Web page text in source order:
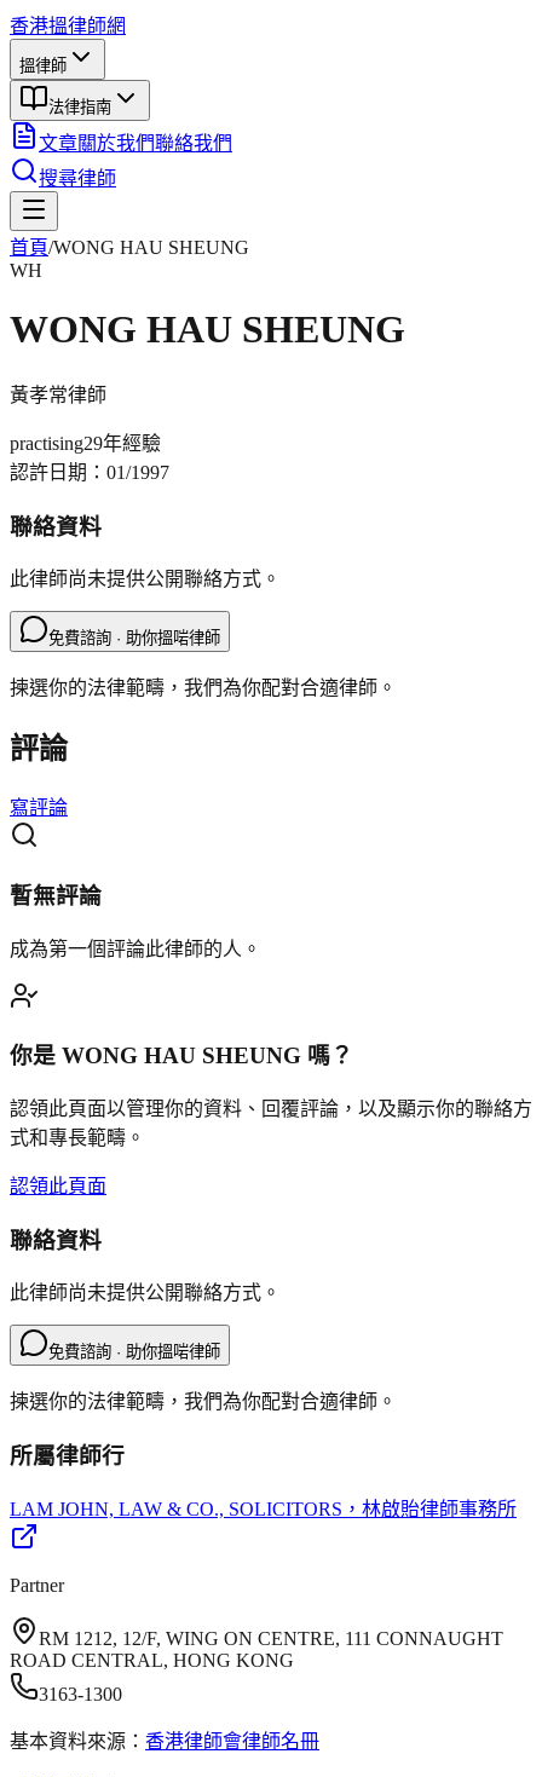
香港搵律師網
搵律師
法律指南
文章關於我們聯絡我們
搜尋律師
首頁/WONG HAU SHEUNG
WH
WONG HAU SHEUNG
黃孝常律師
practising29年經驗
認許日期： 01/1997
聯絡資料
此律師尚未提供公開聯絡方式。
免費諮詢 · 助你搵啱律師
揀選你的法律範疇，我們為你配對合適律師。
評論
寫評論
暫無評論
成為第一個評論此律師的人。
你是 WONG HAU SHEUNG 嗎？
認領此頁面以管理你的資料、回覆評論，以及顯示你的聯絡方
式和專長範疇。
認領此頁面
聯絡資料
此律師尚未提供公開聯絡方式。
免費諮詢 · 助你搵啱律師
揀選你的法律範疇，我們為你配對合適律師。
所屬律師行
LAM JOHN, LAW & CO., SOLICITORS ，林啟貽律師事務所
Partner
RM 1212, 12/F, WING ON CENTRE, 111 CONNAUGHT
ROAD CENTRAL, HONG KONG
3163-1300
基本資料來源： 香港律師會律師名冊